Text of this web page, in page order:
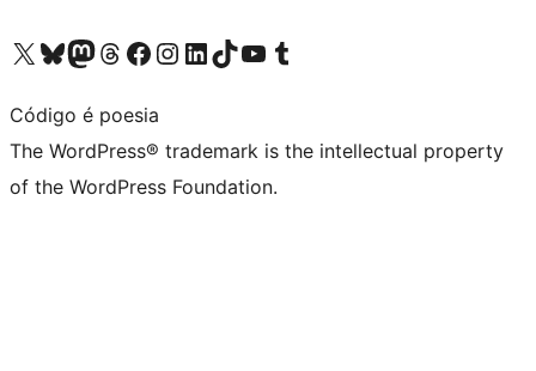
Visit our X (formerly Twitter) account
Visit our Bluesky account
Visit our Mastodon account
Visit our Threads account
Visit our Facebook page
Visit our Instagram account
Visit our LinkedIn account
Visit our TikTok account
Visit our YouTube channel
Visit our Tumblr account
Código é poesia
The WordPress® trademark is the intellectual property
of the WordPress Foundation.